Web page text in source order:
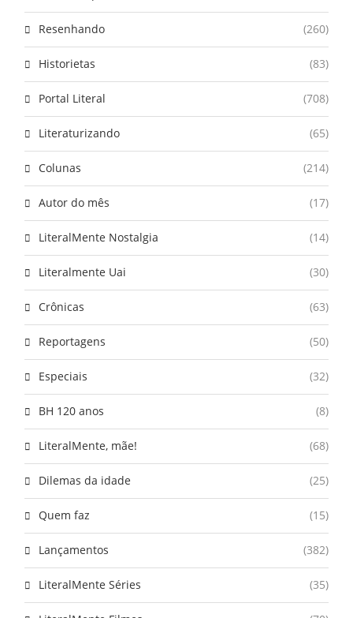
Resenhando (260)
Historietas (83)
Portal Literal (708)
Literaturizando (65)
Colunas (214)
Autor do mês (17)
LiteralMente Nostalgia (14)
Literalmente Uai (30)
Crônicas (63)
Reportagens (50)
Especiais (32)
BH 120 anos (8)
LiteralMente, mãe! (68)
Dilemas da idade (25)
Quem faz (15)
Lançamentos (382)
LiteralMente Séries (35)